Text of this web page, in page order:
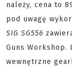
należy, cena to
pod uwagę
SIG SG556
Guns Workshop.
wewnętrzne